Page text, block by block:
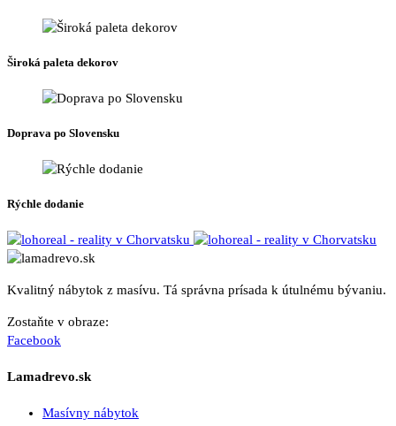
Široká paleta dekorov
Doprava po Slovensku
Rýchle dodanie
Kvalitný nábytok z masívu. Tá správna prísada k útulnému bývaniu.
Zostaňte v obraze:
Facebook
Lamadrevo.sk
Masívny nábytok